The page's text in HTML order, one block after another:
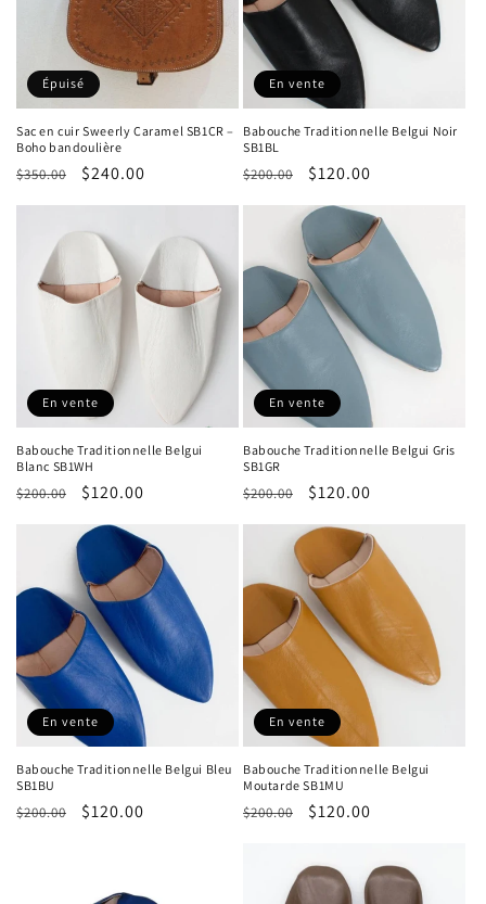
Épuisé
Sac en cuir Sweerly Caramel SB1CR –
Boho bandoulière
Prix
$350.00
Prix
$240.00
En vente
Babouche Traditionnelle Belgui Noir
SB1BL
Prix
$200.00
Prix
$120.00
En vente
Babouche Traditionnelle Belgui
Blanc SB1WH
Prix
$200.00
Prix
$120.00
En vente
Babouche Traditionnelle Belgui Gris
SB1GR
Prix
$200.00
Prix
$120.00
En vente
Babouche Traditionnelle Belgui Bleu
SB1BU
Prix
$200.00
Prix
$120.00
En vente
Babouche Traditionnelle Belgui
Moutarde SB1MU
Prix
$200.00
Prix
$120.00